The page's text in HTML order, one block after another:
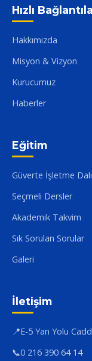
Hızlı
Hakkımızda
Misyon & Vizyon
Kurucumuz
Haberler
Eğitim
Güverte İşletme Dalı
Seçmeli Dersler
Akademik Takvim
Sık Sorulan Sorular
Galeri
İletişim
📍E-5 Yan Yolu
📞0 216 390 64 14